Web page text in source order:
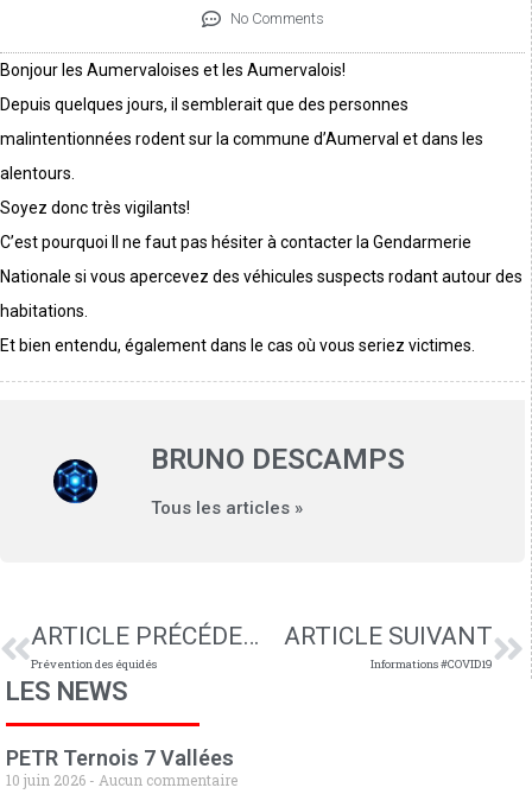
No Comments
Bonjour les Aumervaloises et les Aumervalois!
Depuis quelques jours, il semblerait que des personnes
malintentionnées rodent sur la commune d’Aumerval et dans les
alentours.
Soyez donc très vigilants!
C’est pourquoi Il ne faut pas hésiter à contacter la Gendarmerie
Nationale si vous apercevez des véhicules suspects rodant autour des
habitations.
Et bien entendu, également dans le cas où vous seriez victimes.
BRUNO DESCAMPS
Tous les articles »
ARTICLE PRÉCÉDENT
Prévention des équidés
ARTICLE SUIVANT
Informations #COVID19
LES NEWS
PETR Ternois 7 Vallées
10 juin 2026
Aucun commentaire